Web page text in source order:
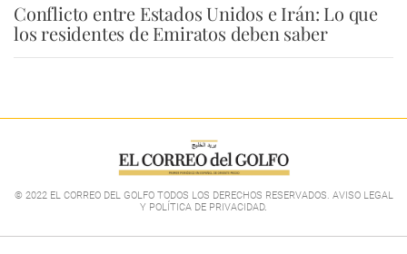
Conflicto entre Estados Unidos e Irán: Lo que
los residentes de Emiratos deben saber
© 2022 EL CORREO DEL GOLFO TODOS LOS DERECHOS RESERVADOS. AVISO LEGAL
Y POLÍTICA DE PRIVACIDAD.